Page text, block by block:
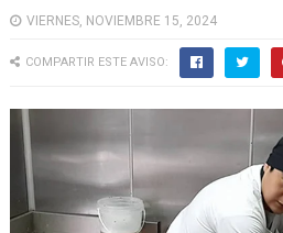
VIERNES, NOVIEMBRE 15, 2024
COMPARTIR ESTE AVISO: